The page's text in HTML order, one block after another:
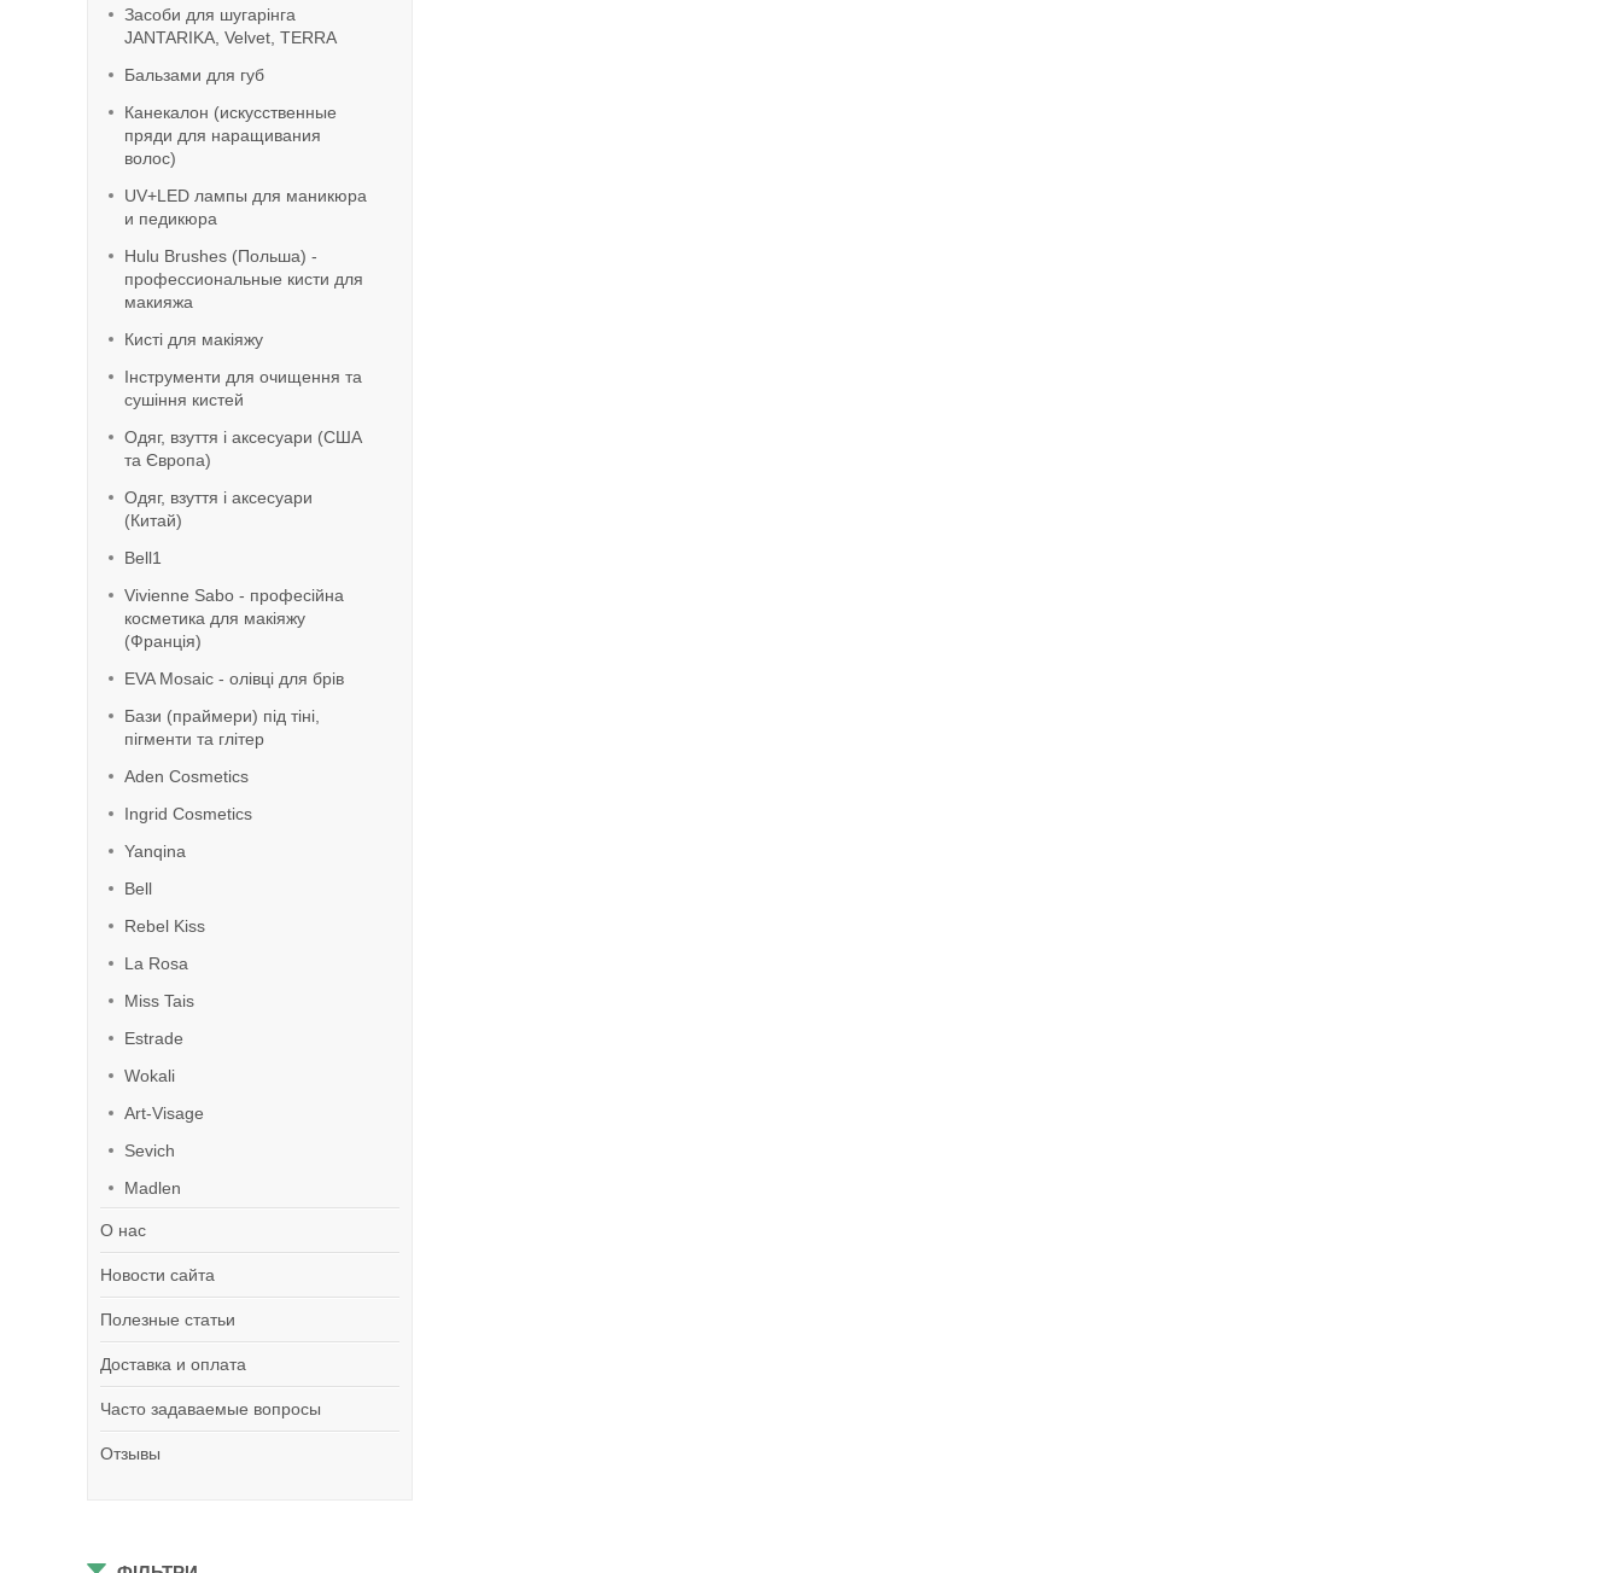
Засоби для шугарінга
JANTARIKA, Velvet, TERRA
Бальзами для губ
Канекалон (искусственные
пряди для наращивания
волос)
UV+LED лампы для маникюра
и педикюра
Hulu Brushes (Польша) -
профессиональные кисти для
макияжа
Кисті для макіяжу
Інструменти для очищення та
сушіння кистей
Одяг, взуття і аксесуари (США
та Європа)
Одяг, взуття і аксесуари
(Китай)
Bell1
Vivienne Sabo - професійна
косметика для макіяжу
(Франція)
EVA Mosaic - олівці для брів
Бази (праймери) під тіні,
пігменти та глітер
Aden Cosmetics
Ingrid Cosmetics
Yanqina
Bell
Rebel Kiss
La Rosa
Miss Tais
Estrade
Wokali
Art-Visage
Sevich
Madlen
О нас
Новости сайта
Полезные статьи
Доставка и оплата
Часто задаваемые вопросы
Отзывы